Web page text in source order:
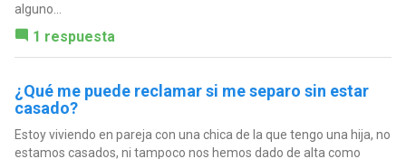
alguno...
1 respuesta
¿Qué me puede reclamar si me separo sin estar
casado?
Estoy viviendo en pareja con una chica de la que tengo una hija, no
estamos casados, ni tampoco nos hemos dado de alta como